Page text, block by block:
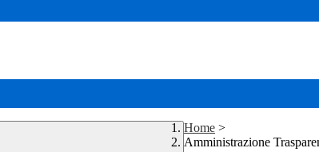
Home >
Amministrazione